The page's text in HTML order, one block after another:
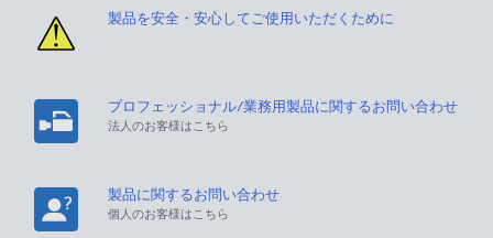
製品を安全・安心してご使用いただくために
プロフェッショナル/業務用製品に関するお問い合わせ
法人のお客様はこちら
製品に関するお問い合わせ
個人のお客様はこちら